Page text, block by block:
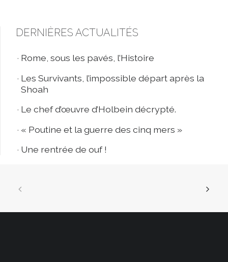
DERNIÈRES ACTUALITÉS
Rome, sous les pavés, l’Histoire
Les Survivants, l’impossible départ après la
Shoah
Le chef d’œuvre d’Holbein décrypté.
« Poutine et la guerre des cinq mers »
Une rentrée de ouf !